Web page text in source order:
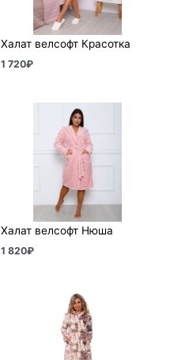
Халат велсофт Красотка
1 720₽
Халат велсофт Нюша
1 820₽